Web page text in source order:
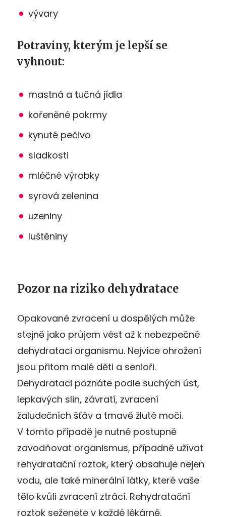
vývary
Potraviny, kterým je lepší se
vyhnout:
mastná a tučná jídla
kořeněné pokrmy
kynuté pečivo
sladkosti
mléčné výrobky
syrová zelenina
uzeniny
luštěniny
Pozor na riziko dehydratace
Opakované zvracení u dospělých může
stejně jako průjem vést až k nebezpečné
dehydrataci organismu. Nejvíce ohrožení
jsou přitom malé děti a senioři.
Dehydrataci poznáte podle suchých úst,
lepkavých slin, závratí, zvracení
žaludečních šťáv a tmavě žluté moči.
V tomto případě je nutné postupně
zavodňovat organismus, případně užívat
rehydratační roztok, který obsahuje nejen
vodu, ale také minerální látky, které vaše
tělo kvůli zvracení ztrácí. Rehydratační
roztok seženete v každé lékárně.